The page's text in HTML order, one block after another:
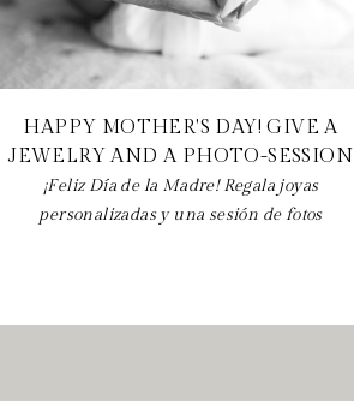
HAPPY MOTHER'S DAY! GIVE A
JEWELRY AND A PHOTO-SESSION
¡Feliz Día de la Madre! Regala joyas
personalizadas y una sesión de fotos